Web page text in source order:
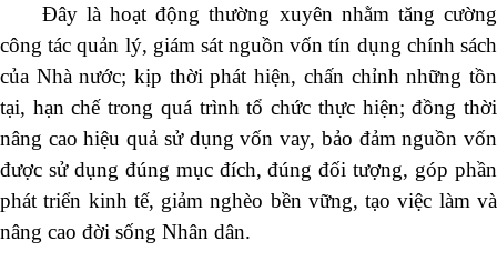
Đây là hoạt động thường xuyên nhằm tăng cường
công tác quản lý, giám sát nguồn vốn tín dụng chính sách
của Nhà nước; kịp thời phát hiện, chấn chỉnh những tồn
tại, hạn chế trong quá trình tổ chức thực hiện; đồng thời
nâng cao hiệu quả sử dụng vốn vay, bảo đảm nguồn vốn
được sử dụng đúng mục đích, đúng đối tượng, góp phần
phát triển kinh tế, giảm nghèo bền vững, tạo việc làm và
nâng cao đời sống Nhân dân.
Số:42/TB-UBND
(THÔNG BÁO Địa chỉ trụ sở, đường dây nóng hỗ trợ, hướng dẫn
giải đáp phản ánh, kiến nghị cá nhân, tổ chức về thực hiện thủ tục hành
chính và cung cấp dịch vụ công của Ủy ban nhân dân xã Dào San)